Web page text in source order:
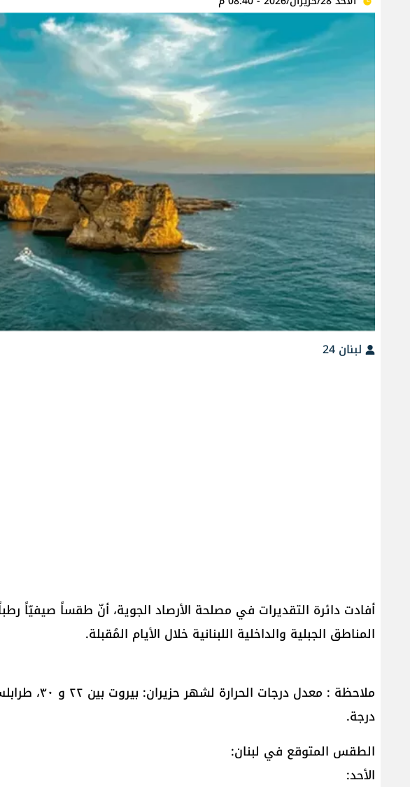
لبنان 24
أفادت دائرة التقديرات في مصلحة الأرصاد الجوية، أنّ طقساً صيفيّاً
المناطق الجبلية والداخلية اللبنانية خلال الأيام المُقبلة.
درجة.
الطقس المتوقع في لبنان:
الأحد: